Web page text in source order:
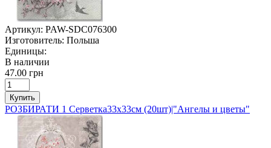
Артикул: PAW-SDC076300
Изготовитель: Польша
Единицы:
В наличии
47.00 грн
Купить
РОЗБИРАТИ 1 Серветка33х33см (20шт)|"Ангелы и цветы"